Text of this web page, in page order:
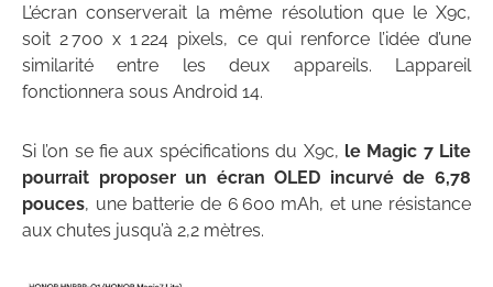
L’écran conserverait la même résolution que le X9c,
soit 2 700 x 1 224 pixels, ce qui renforce l’idée d’une
similarité entre les deux appareils. Lappareil
fonctionnera sous Android 14.
Si l’on se fie aux spécifications du X9c, le Magic 7 Lite
pourrait proposer un écran OLED incurvé de 6,78
pouces, une batterie de 6 600 mAh, et une résistance
aux chutes jusqu’à 2,2 mètres.